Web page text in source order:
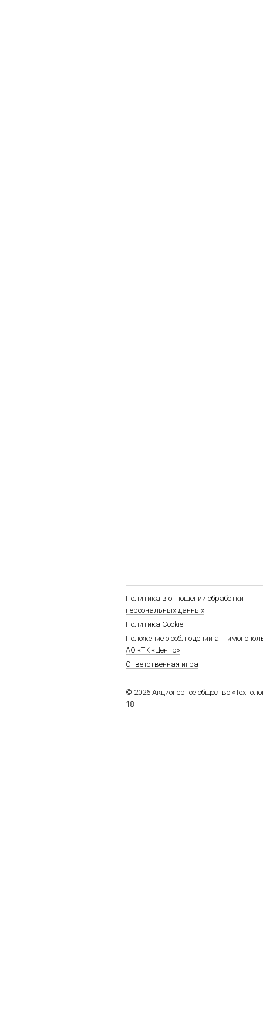
Политика в отношении обработки
персональных данных
Политика Cookie
Положение о соблюдении
АО «ТК «Центр»
Ответственная игра
© 2026 Акционерное общество
18+